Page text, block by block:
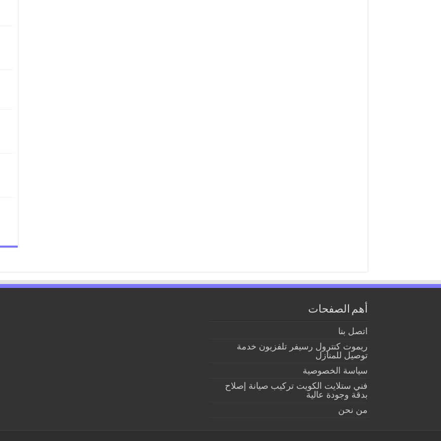
أهم الصفحات
اتصل بنا
ريموت كنترول رسيفر تلفزيون خدمة
توصيل للمنازل
سياسة الخصوصية
فني ستلايت الكويت تركيب صيانة إصلاح
بدقة وجودة عالية
من نحن